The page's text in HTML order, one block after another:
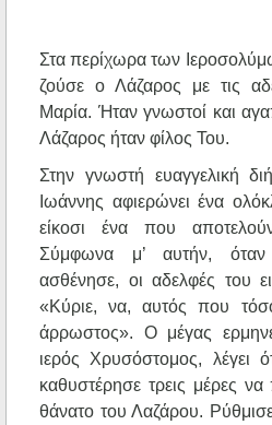
Στα περίχωρα των
ζούσε ο Λάζαρος με τις
Μαρία. Ήταν γνωστοί και
Λάζαρος ήταν φίλος Του.
Στην γνωστή ευαγγελική
Ιωάννης αφιερώνει ένα
είκοσι ένα που
Σύμφωνα μ’ αυτήν,
ασθένησε, οι αδελφές του
«Κύριε, να, αυτός που
άρρωστος». Ο μέγας
ιερός Χρυσόστομος, λέγει
καθυστέρησε τρεις μέρες
θάνατο του Λαζάρου.